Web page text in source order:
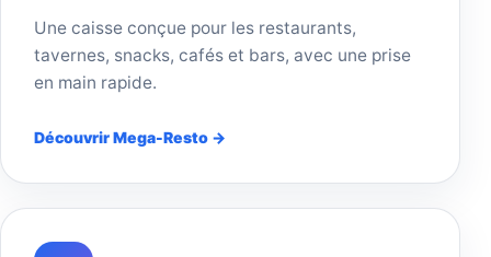
Une caisse conçue pour les restaurants,
tavernes, snacks, cafés et bars, avec une prise
en main rapide.
Découvrir Mega-Resto →